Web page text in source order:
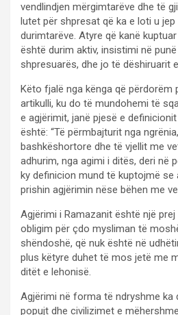
vendlindjen mërgimtarëve dhe të
lutet për shpresat që ka e loti u
durimtarëve. Atyre që kanë
është durim aktiv, insistimi në
shpresuarës, dhe jo të dëshiruarit
Këto fjalë nga kënga që përdorëm
artikulli, ku do të mundohemi të
e agjërimit, janë pjesë e
është: “Të përmbajturit nga
bashkëshortore dhe të vjellit me
adhurim, nga agimi i ditës, deri në
ky definicion mund të kuptojmë se
prishin agjërimin nëse bëhen me
Agjërimi i Ramazanit është një
obligim për çdo mysliman të
shëndoshë, që nuk është në
plus këtyre duhet të mos jetë me
ditët e lehonisë.
Agjërimi në forma të ndryshme ka
popujt dhe civilizimet e